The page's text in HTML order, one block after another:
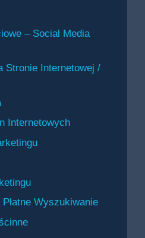
– Social Media
Stronie Internetowej /
Internetowych
Wyszukiwanie